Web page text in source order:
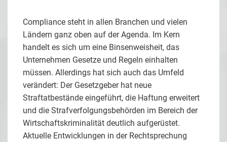
Compliance steht in allen Branchen und vielen
Ländern ganz oben auf der Agenda. Im Kern
handelt es sich um eine Binsenweisheit, das
Unternehmen Gesetze und Regeln einhalten
müssen. Allerdings hat sich auch das Umfeld
verändert: Der Gesetzgeber hat neue
Straftatbestände eingeführt, die Haftung erweitert
und die Strafverfolgungsbehörden im Bereich der
Wirtschaftskriminalität deutlich aufgerüstet.
Aktuelle Entwicklungen in der Rechtsprechung